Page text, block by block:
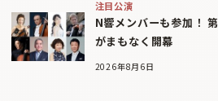
注目公演
N響メンバーも参加！
がまもなく開幕
2026年8月6日